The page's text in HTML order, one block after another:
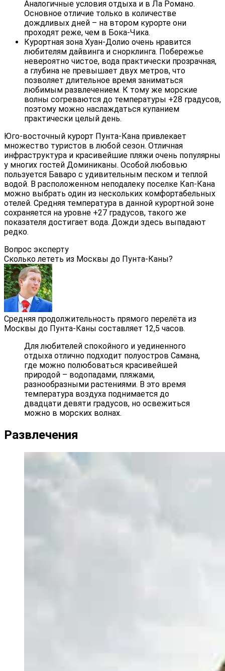
Аналогичные условия отдыха и в Ла Романо.
Основное отличие только в количестве
дождливых дней – на втором курорте они
проходят реже, чем в Бока-Чика.
Курортная зона Хуан-Долио очень нравится
любителям дайвинга и снорклинга. Побережье
невероятно чистое, вода практически прозрачная,
а глубина не превышает двух метров, что
позволяет длительное время заниматься
любимым развлечением. К тому же морские
волны согреваются до температуры +28 градусов,
поэтому можно наслаждаться купанием
практически целый день.
Юго-восточный курорт Пунта-Кана привлекает
множество туристов в любой сезон. Отличная
инфраструктура и красивейшие пляжи очень популярны
у многих гостей Доминиканы. Особой любовью
пользуется Баваро с удивительным песком и теплой
водой. В расположенном неподалеку поселке Кап-Кана
можно выбрать один из нескольких комфортабельных
отелей. Средняя температура в данной курортной зоне
сохраняется на уровне +27 градусов, такого же
показателя достигает вода. Дожди здесь выпадают
редко.
Вопрос эксперту
Сколько лететь из Москвы до Пунта-Каны?
Средняя продолжительность прямого перелёта из
Москвы до Пунта-Каны составляет 12,5 часов.
Для любителей спокойного и уединенного
отдыха отлично подходит полуостров Самана,
где можно полюбоваться красивейшей
природой – водопадами, пляжами,
разнообразными растениями. В это время
температура воздуха поднимается до
двадцати девяти градусов, но освежиться
можно в морских волнах.
Развлечения